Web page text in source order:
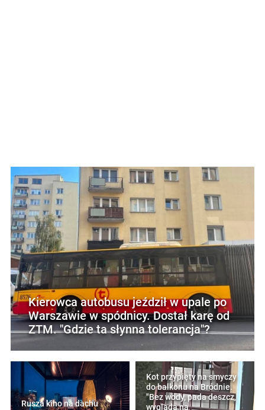
Kierowca autobusu jeździł w upale po
Warszawie w spódnicy. Dostał karę od
ZTM. "Gdzie ta słynna tolerancja"?
Rusza kino na dachu
Kot przypięty na smyczy
do balkonu na Bródnie.
"Bez wody, pada deszcz,
wygląda na